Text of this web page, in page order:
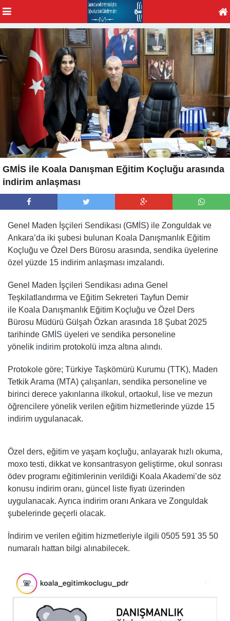
GMİS ile Koala Danışman Eğitim Koçluğu arasında
indirim anlaşması
Genel Maden İşçileri Sendikası (GMİS) ile Zonguldak ve
Ankara’da iki şubesi bulunan Koala Danışmanlık Eğitim
Koçluğu ve Özel Ders Bürosu arasında, sendika üyelerine
özel yüzde 15 indirim anlaşması imzalandı.
Genel Maden İşçileri Sendikası adına Genel
Teşkilatlandırma ve Eğitim Sekreteri Tayfun Demir
ile Koala Danışmanlık Eğitim Koçluğu ve Özel Ders
Bürosu Müdürü Gülşah Özkan arasında 18 Şubat 2025
tarihinde GMİS üyeleri ve sendika personeline
yönelik indirim protokolü imza altına alındı.
Protokole göre; Türkiye Taşkömürü Kurumu (TTK), Maden
Tetkik Arama (MTA) çalışanları, sendika personeline ve
birinci derece yakınlarına ilkokul, ortaokul, lise ve mezun
öğrencilere yönelik verilen eğitim hizmetlerinde yüzde 15
indirim uygulanacak.
Özel ders, eğitim ve yaşam koçluğu, anlayarak hızlı okuma,
moxo testi, dikkat ve konsantrasyon geliştirme, okul sonrası
ödev programı eğitimlerinin verildiği Koala Akademi’de söz
konusu indirim oranı, güncel liste fiyatı üzerinden
uygulanacak. Ayrıca indirim oranı Ankara ve Zonguldak
şubelerinde geçerli olacak.
İndirim ve verilen eğitim hizmetleriyle ilgili 0505 591 35 50
numaralı hattan bilgi alınabilecek.